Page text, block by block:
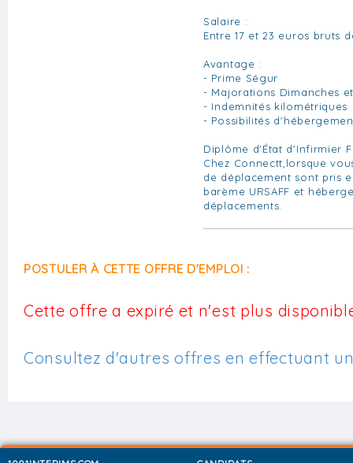
Salaire :
Entre 17 et 23 euros bruts
Avantage :
- Prime Ségur
- Majorations Dimanches
- Indemnités kilométriques
- Possibilités
Diplôme d'État d'Infirmier
Chez Connectt,lorsque
de déplacement sont pris
barème URSAFF et
déplacements.
POSTULER À CETTE OFFRE D'EMPLOI :
Cette offre a expiré et n'est plus
Consultez d'autres offres en effectuant